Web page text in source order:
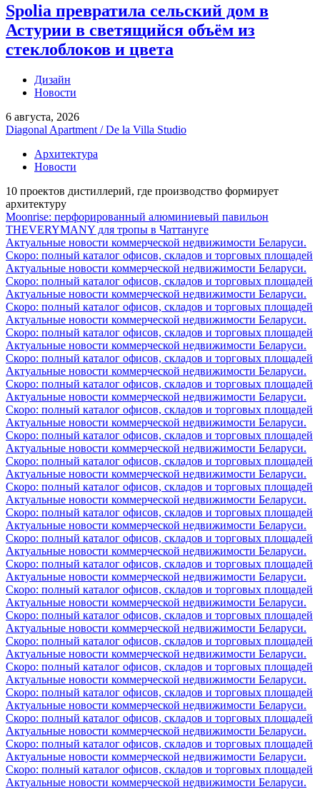
Spolia превратила сельский дом в
Астурии в светящийся объём из
стеклоблоков и цвета
Дизайн
Новости
6 августа, 2026
Diagonal Apartment / De la Villa Studio
Архитектура
Новости
10 проектов дистиллерий, где производство формирует
архитектуру
Moonrise: перфорированный алюминиевый павильон
THEVERYMANY для тропы в Чаттануге
Актуальные новости коммерческой недвижимости Беларуси.
Скоро: полный каталог офисов, складов и торговых площадей
Актуальные новости коммерческой недвижимости Беларуси.
Скоро: полный каталог офисов, складов и торговых площадей
Актуальные новости коммерческой недвижимости Беларуси.
Скоро: полный каталог офисов, складов и торговых площадей
Актуальные новости коммерческой недвижимости Беларуси.
Скоро: полный каталог офисов, складов и торговых площадей
Актуальные новости коммерческой недвижимости Беларуси.
Скоро: полный каталог офисов, складов и торговых площадей
Актуальные новости коммерческой недвижимости Беларуси.
Скоро: полный каталог офисов, складов и торговых площадей
Актуальные новости коммерческой недвижимости Беларуси.
Скоро: полный каталог офисов, складов и торговых площадей
Актуальные новости коммерческой недвижимости Беларуси.
Скоро: полный каталог офисов, складов и торговых площадей
Актуальные новости коммерческой недвижимости Беларуси.
Скоро: полный каталог офисов, складов и торговых площадей
Актуальные новости коммерческой недвижимости Беларуси.
Скоро: полный каталог офисов, складов и торговых площадей
Актуальные новости коммерческой недвижимости Беларуси.
Скоро: полный каталог офисов, складов и торговых площадей
Актуальные новости коммерческой недвижимости Беларуси.
Скоро: полный каталог офисов, складов и торговых площадей
Актуальные новости коммерческой недвижимости Беларуси.
Скоро: полный каталог офисов, складов и торговых площадей
Актуальные новости коммерческой недвижимости Беларуси.
Скоро: полный каталог офисов, складов и торговых площадей
Актуальные новости коммерческой недвижимости Беларуси.
Скоро: полный каталог офисов, складов и торговых площадей
Актуальные новости коммерческой недвижимости Беларуси.
Скоро: полный каталог офисов, складов и торговых площадей
Актуальные новости коммерческой недвижимости Беларуси.
Скоро: полный каталог офисов, складов и торговых площадей
Актуальные новости коммерческой недвижимости Беларуси.
Скоро: полный каталог офисов, складов и торговых площадей
Актуальные новости коммерческой недвижимости Беларуси.
Скоро: полный каталог офисов, складов и торговых площадей
Актуальные новости коммерческой недвижимости Беларуси.
Скоро: полный каталог офисов, складов и торговых площадей
Актуальные новости коммерческой недвижимости Беларуси.
Скоро: полный каталог офисов, складов и торговых площадей
Актуальные новости коммерческой недвижимости Беларуси.